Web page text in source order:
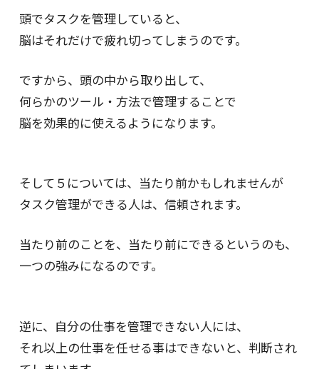
頭でタスクを管理していると、
脳はそれだけで疲れ切ってしまうのです。
ですから、頭の中から取り出して、
何らかのツール・方法で管理することで
脳を効果的に使えるようになります。
そして５については、当たり前かもしれませんが
タスク管理ができる人は、信頼されます。
当たり前のことを、当たり前にできるというのも、
一つの強みになるのです。
逆に、自分の仕事を管理できない人には、
それ以上の仕事を任せる事はできないと、判断され